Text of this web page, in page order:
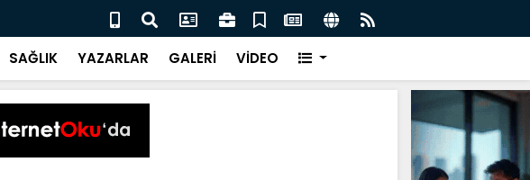
Başkan Kurnaz: İlkadım’da Gönüllere Dokunuyoruz
SAĞLIK YAZARLAR GALERİ VİDEO